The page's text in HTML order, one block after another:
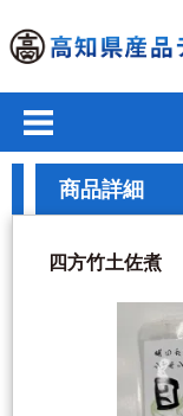
商品詳細
四方竹土佐煮